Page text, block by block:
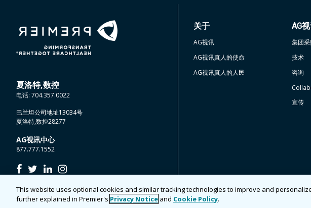
关于
AG视讯
AG视讯真人的使命
AG视讯真人的人民
AG
集团采
技术
咨询
宣传
夏洛特,数控
电话: 704.357.0022
巴兰坦公司地址13034号
夏洛特,数控28277
AG视讯中心
877.777.1552
脸
网
推 LinkedIn
Instagram
©2021年AG视讯
This website uses optional cookies and similar tracking technologies to improve and
further explained in Premier's Privacy Notice and Cookie Policy.